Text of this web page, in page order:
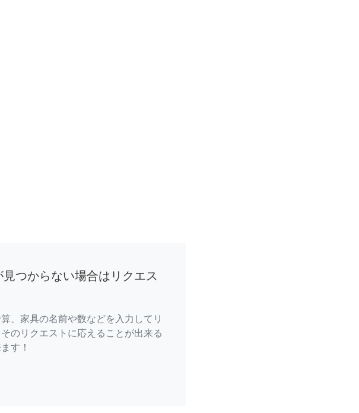
つからない場合はリクエス
、家具の名前や数などを入力してリ
のリクエストに応えることが出来る
す！